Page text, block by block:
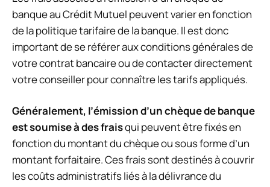
banque au Crédit Mutuel peuvent varier en fonction
de la politique tarifaire de la banque. Il est donc
important de se référer aux conditions générales de
votre contrat bancaire ou de contacter directement
votre conseiller pour connaître les tarifs appliqués.
Généralement, l’émission d’un chèque de banque
est soumise à des fraisqui peuvent être fixés en
fonction du montant du chèque ou sous forme d’un
montant forfaitaire. Ces frais sont destinés à couvrir
les coûts administratifs liés à la délivrance du